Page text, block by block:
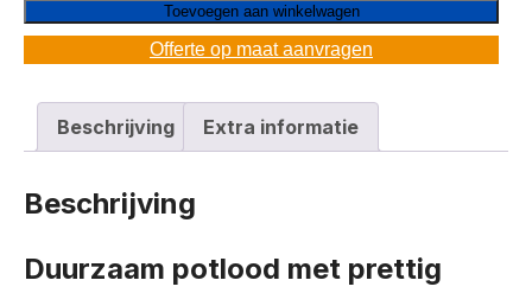
Toevoegen aan winkelwagen
Offerte op maat aanvragen
Beschrijving Extra informatie
Beschrijving
Duurzaam potlood met prettig